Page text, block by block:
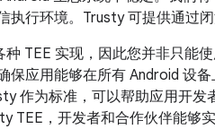
执行环境。Trusty 可提供通过
种 TEE 实现，因此您并非只能
保应用能够在所有 Android 设
作为标准，可以帮助应用开
TEE，开发者和合作伙伴能够